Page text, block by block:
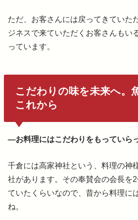
ただ、お客さんには戻ってきていた
ジネスで来ていただくお客さんもい
っています。
こだわりの味を未来へ。
これから
―お料理にはこだわりをもっていら
千倉には高家神社という、料理の神
社があります。その奉賛会の会長を
ていたくらいなので、昔から料理に
ね。